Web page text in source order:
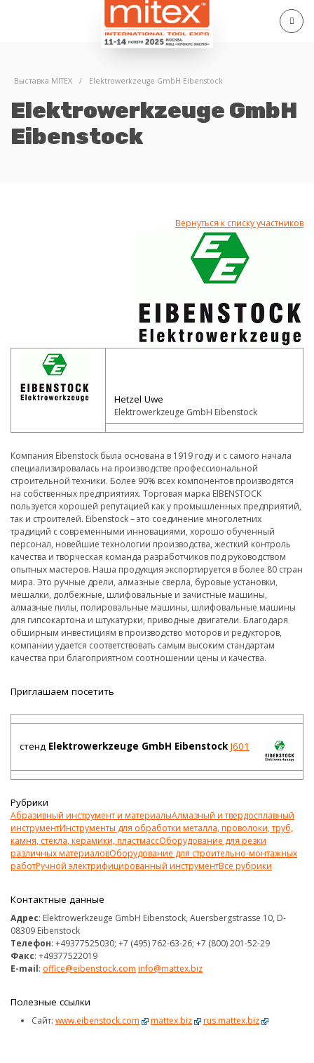
Выставка MITEX / Elektrowerkzeuge GmbH Eibenstock
Elektrowerkzeuge GmbH
Eibenstock
Вернуться к списку участников
Hetzel Uwe
Elektrowerkzeuge GmbH Eibenstock
Компания Eibenstock была основана в 1919 году и с самого начала
специализировалась на производстве профессиональной
строительной техники. Более 90% всех компонентов производятся
на собственных предприятиях. Торговая марка EIBENSTOCK
пользуется хорошей репутацией как у промышленных предприятий,
так и строителей. Eibenstock – это соединение многолетних
традиций с современными инновациями, хорошо обученный
персонал, новейшие технологии производства, жесткий контроль
качества и творческая команда разработчиков под руководством
опытных мастеров. Наша продукция экспортируется в более 80 стран
мира. Это ручные дрели, алмазные сверла, буровые установки,
мешалки, долбежные, шлифовальные и зачистные машины,
алмазные пилы, полировальные машины, шлифовальные машины
для гипсокартона и штукатурки, приводные двигатели. Благодаря
обширным инвестициям в производство моторов и редукторов,
компании удается соответствовать самым высоким стандартам
качества при благоприятном соотношении цены и качества.
Приглашаем посетить
стенд Elektrowerkzeuge GmbH Eibenstock J601
Рубрики
Абразивный инструмент и материалыАлмазный и твердосплавный
инструментИнструменты для обработки металла, проволоки, труб,
камня, стекла, керамики, пластмассОборудование для резки
различных материаловОборудование для строительно-монтажных
работРучной электрифицированный инструментВсе рубрики
Контактные данные
Адрес: Elektrowerkzeuge GmbH Eibenstock, Auersbergstrasse 10, D-
08309 Eibenstock
Телефон: +49377525030; +7 (495) 762-63-26; +7 (800) 201-52-29
Факс: +49377522019
E-mail: office@eibenstock.com info@mattex.biz
Полезные ссылки
Сайт: www.eibenstock.com mattex.biz rus.mattex.biz